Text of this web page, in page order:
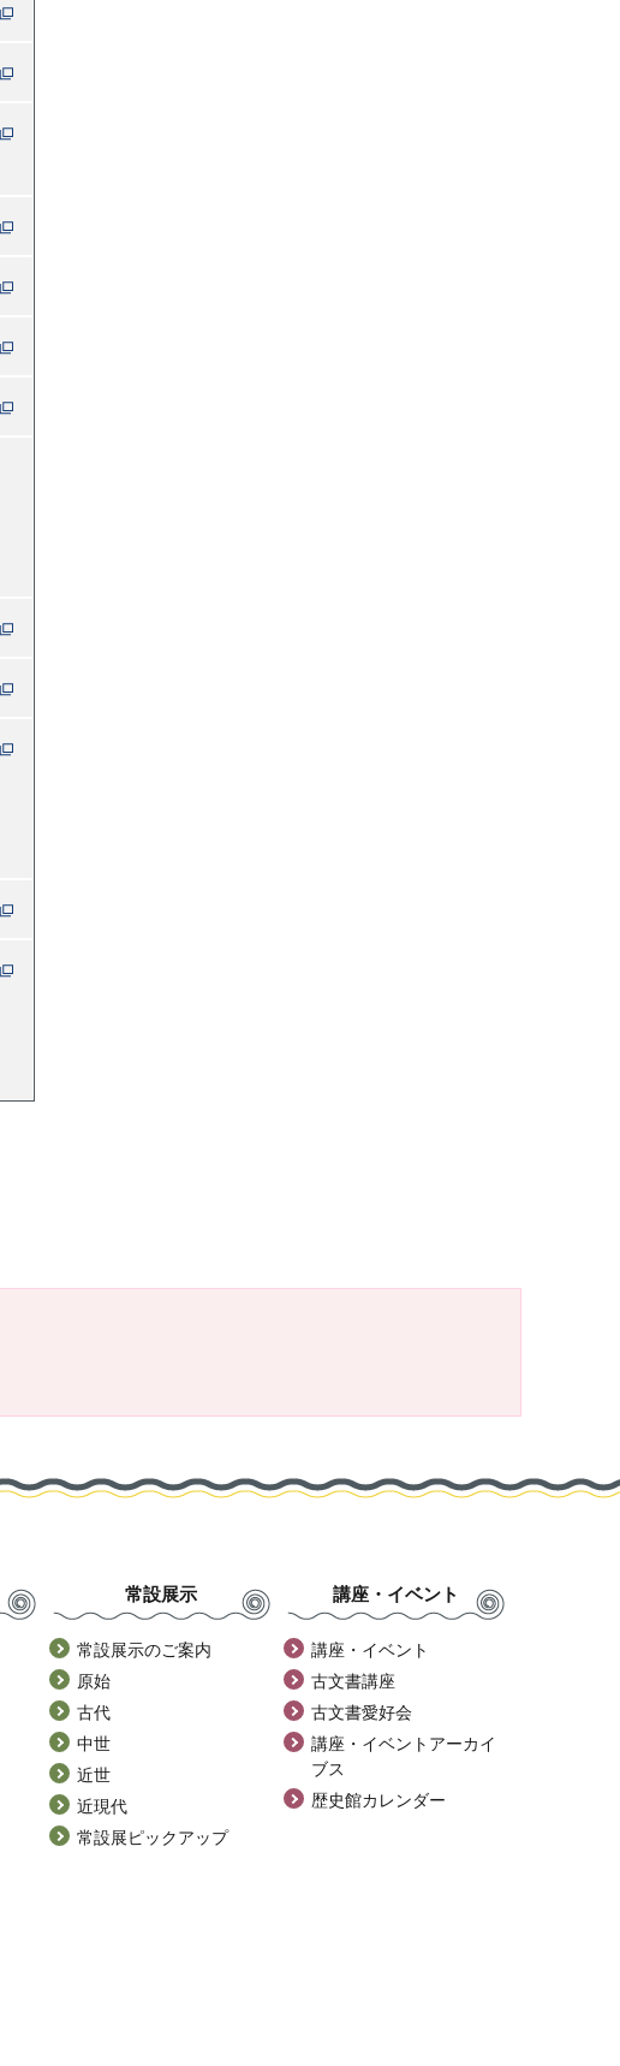
常設展示
常設展示のご案内
原始
古代
中世
近世
近現代
常設展ピックアップ
講座・イベント
講座・イベント
古文書講座
古文書愛好会
講座・イベントアーカイ
ブス
歴史館カレンダー